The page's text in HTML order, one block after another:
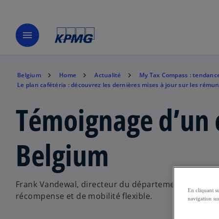
menu
Belgium Home Actualité
My Tax Compass :
Le plan cafétéria : découvrez les dernières mises à jour sur les
Témoignage
Belgium
Frank Vandewal, directeur du département
récompense et de mobilité flexible.
En cliquant
navigation